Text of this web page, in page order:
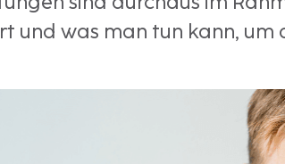
und was man tun kann,